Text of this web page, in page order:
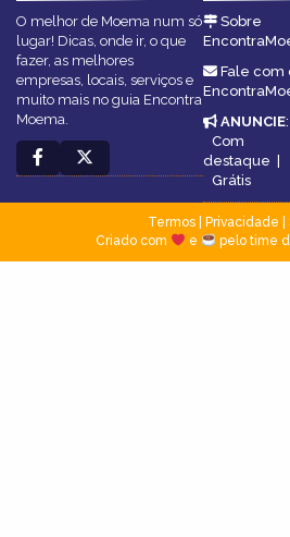
O melhor de Moema num só
lugar! Dicas, onde ir, o que
fazer, as melhores
empresas, locais, serviços e
muito mais no guia Encontra
Moema.
Sobre
Fale com
ANUNCIE:
Com
destaque
Grátis
Termos| Privacidade
Criado com
e pelo time